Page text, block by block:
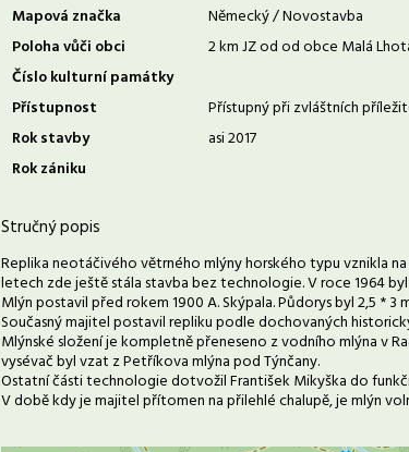
Mapová značka
Německý / Novostavba
Poloha vůči obci
2 km JZ od od obce Malá
Číslo kulturní památky
Přístupnost
Přístupný při zvláštních
Rok stavby
asi 2017
Rok zániku
Stručný popis
Replika neotáčivého větrného mlýny horského typu vznikla
letech zde ještě stála stavba bez technologie. V roce 1964
Mlýn postavil před rokem 1900 A. Skýpala. Půdorys byl 2,5 * 3
Současný majitel postavil repliku podle dochovaných
Mlýnské složení je kompletně přeneseno z vodního mlýna v
vysévač byl vzat z Petříkova mlýna pod Týnčany.
Ostatní části technologie dotvožil František Mikyška do
V době kdy je majitel přítomen na přilehlé chalupě, je mlýn